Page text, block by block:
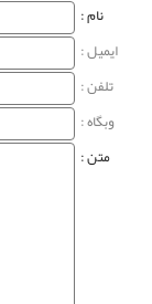
نام‌ :
ایمیل :
تلفن :
وبگاه‌ :
متن :